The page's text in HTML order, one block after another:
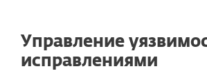
Управление
исправлениями